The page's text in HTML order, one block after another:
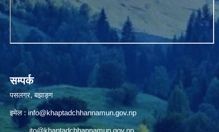
सम्पर्क
पसलगर, बझाङ्ग
इमेल : info@khaptadchhannamun.gov.np